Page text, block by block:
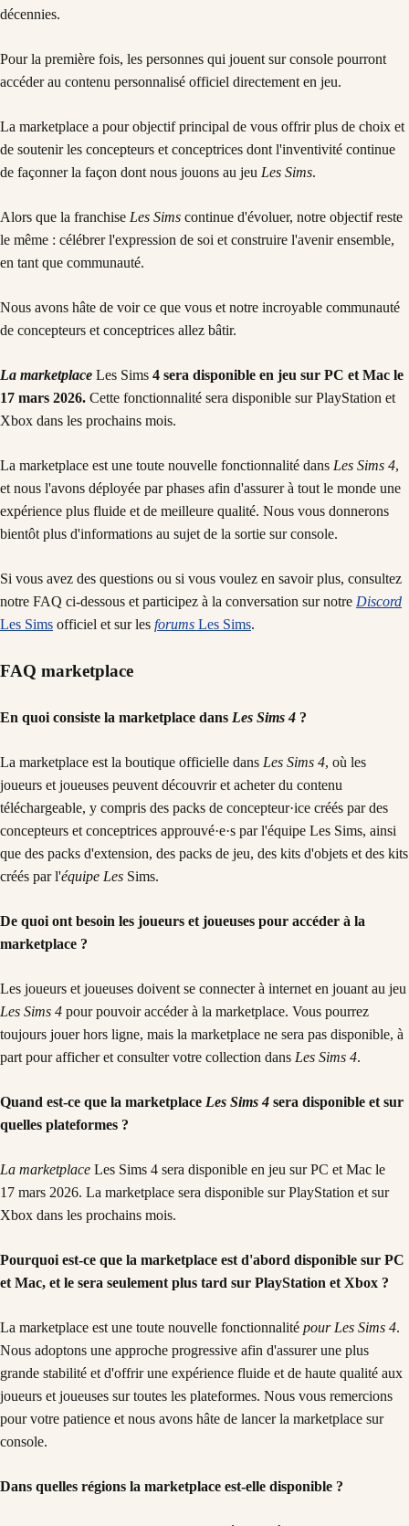
décennies.
Pour la première fois, les personnes qui jouent sur console pourront
accéder au contenu personnalisé officiel directement en jeu.
La marketplace a pour objectif principal de vous offrir plus de choix et
de soutenir les concepteurs et conceptrices dont l'inventivité continue
de façonner la façon dont nous jouons au jeu Les Sims.
Alors que la franchise Les Sims continue d'évoluer, notre objectif reste
le même : célébrer l'expression de soi et construire l'avenir ensemble,
en tant que communauté.
Nous avons hâte de voir ce que vous et notre incroyable communauté
de concepteurs et conceptrices allez bâtir.
La marketplace Les Sims 4 sera disponible en jeu sur PC et Mac le
17 mars 2026. Cette fonctionnalité sera disponible sur PlayStation et
Xbox dans les prochains mois.
La marketplace est une toute nouvelle fonctionnalité dans Les Sims 4,
et nous l'avons déployée par phases afin d'assurer à tout le monde une
expérience plus fluide et de meilleure qualité. Nous vous donnerons
bientôt plus d'informations au sujet de la sortie sur console.
Si vous avez des questions ou si vous voulez en savoir plus, consultez
notre FAQ ci-dessous et participez à la conversation sur notre Discord
Les Sims officiel et sur les forums Les Sims.
FAQ marketplace
En quoi consiste la marketplace dans Les Sims 4 ?
La marketplace est la boutique officielle dans Les Sims 4, où les
joueurs et joueuses peuvent découvrir et acheter du contenu
téléchargeable, y compris des packs de concepteur·ice créés par des
concepteurs et conceptrices approuvé·e·s par l'équipe Les Sims, ainsi
que des packs d'extension, des packs de jeu, des kits d'objets et des kits
créés par l'équipe Les Sims.
De quoi ont besoin les joueurs et joueuses pour accéder à la
marketplace ?
Les joueurs et joueuses doivent se connecter à internet en jouant au jeu
Les Sims 4 pour pouvoir accéder à la marketplace. Vous pourrez
toujours jouer hors ligne, mais la marketplace ne sera pas disponible, à
part pour afficher et consulter votre collection dans Les Sims 4.
Quand est-ce que la marketplace Les Sims 4 sera disponible et sur
quelles plateformes ?
La marketplace Les Sims 4 sera disponible en jeu sur PC et Mac le
17 mars 2026. La marketplace sera disponible sur PlayStation et sur
Xbox dans les prochains mois.
Pourquoi est-ce que la marketplace est d'abord disponible sur PC
et Mac, et le sera seulement plus tard sur PlayStation et Xbox ?
La marketplace est une toute nouvelle fonctionnalité pour Les Sims 4.
Nous adoptons une approche progressive afin d'assurer une plus
grande stabilité et d'offrir une expérience fluide et de haute qualité aux
joueurs et joueuses sur toutes les plateformes. Nous vous remercions
pour votre patience et nous avons hâte de lancer la marketplace sur
console.
Dans quelles régions la marketplace est-elle disponible ?